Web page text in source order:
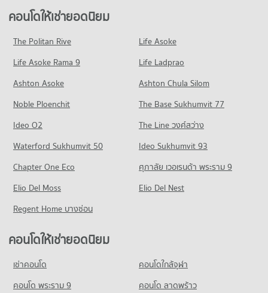
1,028 โครงการ
คอนโดให้เช่า วิทยาลัยเสนาธิการทหาร
มีคอนโดให้เช่า 412 ประกาศ
มีคอนโดขาย 345 ประกาศ
คอนโด ม.กรุงเทพ กล้วยน้ำไท
819 โครงการ
คอนโดให้เช่า ม.กรุงเทพ กล้วยน้ำไท
มีคอนโดให้เช่า 589 ประกาศ
ขายคอนโด ม.กรุงเทพ กล้วยน้ำไท
มีคอนโดขาย 370 ประกาศ
คอนโด รร.ทรินิตี้ อินเตอร์เนชั่นแนล
มีคอนโดให้เช่า 546 ประกาศ
ขายคอนโด รร.ทรินิตี้ อินเตอร์เนชั่นแนล
มีคอนโดขาย 304 ประกาศ
คอนโด รร.สายน้ำผึ้ง
คอนโด โรบินสัน รัชดาภิเษก
มีคอนโดให้เช่า 220 ประกาศ
ขายคอนโด โรบินสัน รัชดาภิเษก
444 โครงการ
คอนโดให้เช่า เทอมินอล 21 อโศก
มีคอนโดขาย 70 ประกาศ
คอนโด ดองกิ มอลล์ ทองหล่อ
คอนโดให้เช่า ดองกิ มอลล์ ทองหล่อ
มีคอนโดให้เช่า 550 ประกาศ
มีคอนโดขาย 324 ประกาศ
ขายคอนโด เขตวัฒนา
มีคอนโดขาย 290 ประกาศ
คอนโด ถนนเพชรบุรี กรุงเทพฯ
598 โครงการ
คอนโดให้เช่า ถนนเพชรบุรี กรุงเทพฯ
มีคอนโดให้เช่า 296 ประกาศ
ขายคอนโด ถนนเพชรบุรี กรุงเทพฯ
มีคอนโดขาย 213 ประกาศ
คอนโด ถนนเพชรบุรี (ตัดใหม่) กรุงเทพฯ
คอนโดให้เช่า ถนนเพชรบุรี (ตัดใหม่) กรุงเทพฯ
มีคอนโดให้เช่า 258 ประกาศ
ขายคอนโด ถนนเพชรบุรี (ตัดใหม่) กรุงเทพฯ
มีคอนโดขาย 194 ประกาศ
คอนโด ถนนพระราม 9
มีคอนโดให้เช่า 266 ประกาศ
คอนโดให้เช่า รพ.จักษุรัตนิน
มีคอนโดให้เช่า 144 ประกาศ
ขายคอนโด รพ.จักษุรัตนิน
618 โครงการ
คอนโดให้เช่า รพ.พระราม 9
มีคอนโดขาย 207 ประกาศ
คอนโด รพ.คามิลเลียน
703 โครงการ
คอนโดให้เช่า รพ.คามิลเลียน
มีคอนโดให้เช่า 543 ประกาศ
ขายคอนโด รพ.คามิลเลียน
มีคอนโดขาย 339 ประกาศ
คอนโด รพ.กรุงเทพ
626 โครงการ
คอนโดให้เช่ายอดนิยม
The Politan Rive
Life Asoke
Life Asoke Rama 9
Life Ladprao
Ashton Asoke
Ashton Chula Silom
Noble Ploenchit
The Base Sukhumvit 77
Ideo O2
The Line วงศ์สว่าง
Waterford Sukhumvit 50
Ideo Sukhumvit 93
Chapter One Eco
ศุภาลัย เวอเรนด้า พระราม 9
Elio Del Moss
Elio Del Nest
Regent Home บางซ่อน
คอนโดให้เช่ายอดนิยม
เช่าคอนโด
คอนโดใกล้จุฬา
คอนโด พระราม 9
คอนโด ลาดพร้าว